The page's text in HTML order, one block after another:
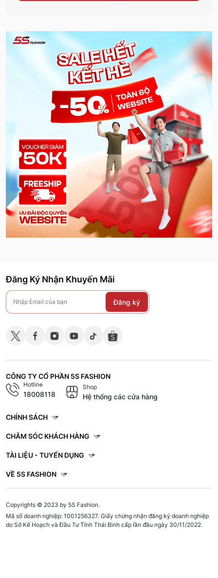
Đăng Ký Nhận Khuyến Mãi
Đăng ký
CÔNG TY CỔ PHẦN 5S FASHION
Hotline
18008118
Shop
Hệ thống các cửa hàng
CHÍNH SÁCH
CHĂM SÓC KHÁCH HÀNG
TÀI LIỆU - TUYỂN DỤNG
VỀ 5S FASHION
Copyrights © 2023 by 5S Fashion.
Mã số doanh nghiệp: 1001256327. Giấy chứng nhận đăng ký doanh nghiệp
do Sở Kế Hoạch và Đầu Tư Tỉnh Thái Bình cấp lần đầu ngày 30/11/2022.